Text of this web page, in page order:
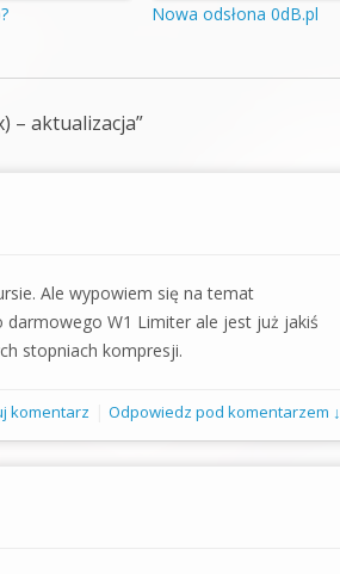
Nowa odsłona 0dB.pl
– aktualizacja”
Ale wypowiem się na temat
W1 Limiter ale jest już jakiś
stopniach kompresji.
komentarz |Odpowiedz pod komentarzem ↓